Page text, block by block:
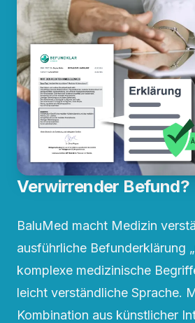
Verwirrender Befund?
BaluMed macht Medizin
ausführliche Befunderklärung
komplexe medizinische
leicht verständliche Sprache.
Kombination aus künstlicher